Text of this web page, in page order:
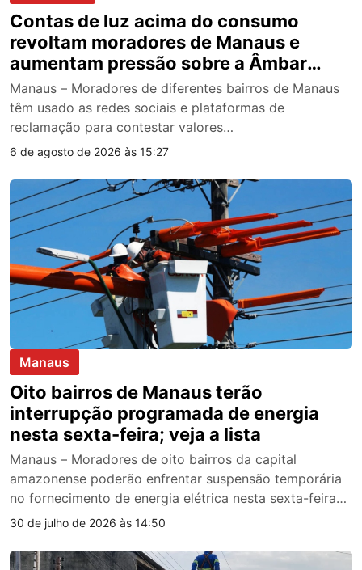
Contas de luz acima do consumo
revoltam moradores de Manaus e
aumentam pressão sobre a Âmbar
Energia
Manaus – Moradores de diferentes bairros de Manaus
têm usado as redes sociais e plataformas de
reclamação para contestar valores…
6 de agosto de 2026 às 15:27
Manaus
Oito bairros de Manaus terão
interrupção programada de energia
nesta sexta-feira; veja a lista
Manaus – Moradores de oito bairros da capital
amazonense poderão enfrentar suspensão temporária
no fornecimento de energia elétrica nesta sexta-feira…
30 de julho de 2026 às 14:50